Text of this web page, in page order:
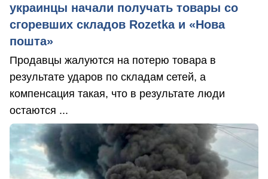
украинцы начали получать товары со
сгоревших складов Rozetka и «Нова
пошта»
Продавцы жалуются на потерю товара в
результате ударов по складам сетей, а
компенсация такая, что в результате люди
остаются ...